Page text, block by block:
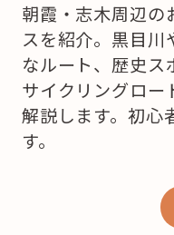
を
買
お
う
か
な？”
朝霞・志木周辺の
スを紹介。黒目
なルート、歴史ス
サイクリングロー
解説します。初心
す。